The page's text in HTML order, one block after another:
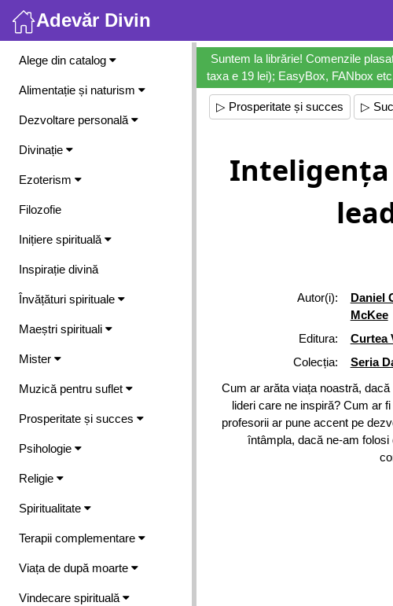
Adevăr Divin
Meniu
Alege din catalog
Alimentație și naturism
Dezvoltare personală
Divinație
Ezoterism
Filozofie
Inițiere spirituală
Inspirație divină
Învățături spirituale
Maeștri spirituali
Mister
Muzică pentru suflet
Prosperitate și succes
Psihologie
Religie
Spiritualitate
Terapii complementare
Viața de după moarte
Vindecare spirituală
Suntem la librărie! Comenzile
taxa e 19 lei); EasyBox, FANbox
▷ Prosperitate și succes ▷
Autor(i): Daniel
McKee
Editura:
Curtea
Colecția:
Seria
Cum ar arăta viața noastră,
lideri care ne inspiră? Cum ar
profesorii ar pune accent pe
întâmpla, dacă ne-am